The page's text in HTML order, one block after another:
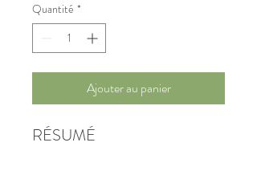
Quantité *
Ajouter au panier
RÉSUMÉ